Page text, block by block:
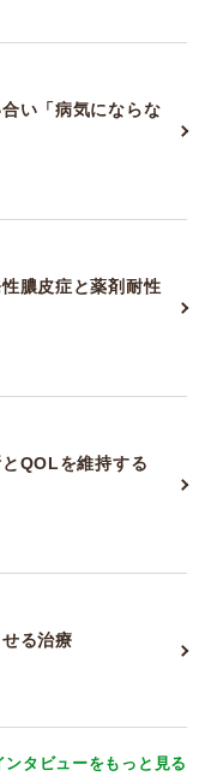
い「病気にならな
膿皮症と薬剤耐性
QOLを維持する
る治療
ンタビューをもっと見る